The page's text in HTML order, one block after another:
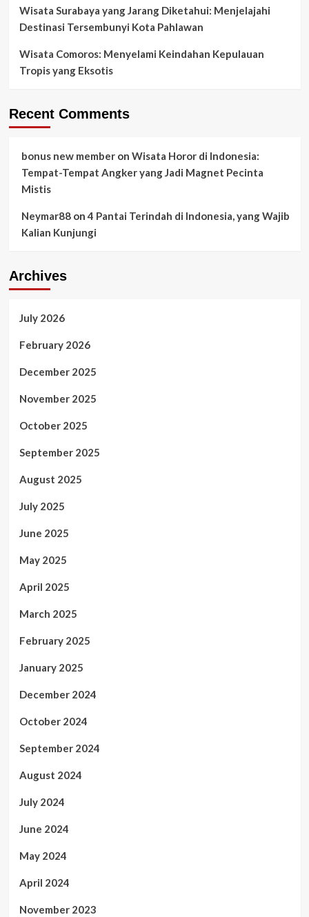
Wisata Surabaya yang Jarang Diketahui: Menjelajahi
Destinasi Tersembunyi Kota Pahlawan
Wisata Comoros: Menyelami Keindahan Kepulauan
Tropis yang Eksotis
Recent Comments
bonus new memberon Wisata Horor di Indonesia:
Tempat-Tempat Angker yang Jadi Magnet Pecinta
Mistis
Neymar88on4 Pantai Terindah di Indonesia, yang Wajib
Kalian Kunjungi
Archives
July 2026
February 2026
December 2025
November 2025
October 2025
September 2025
August 2025
July 2025
June 2025
May 2025
April 2025
March 2025
February 2025
January 2025
December 2024
October 2024
September 2024
August 2024
July 2024
June 2024
May 2024
April 2024
November 2023